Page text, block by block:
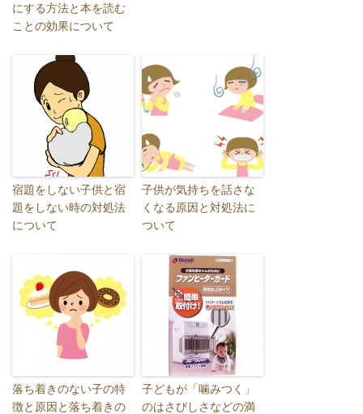
にする方法と本を読む
ことの効果について
宿題をしない子供と宿
題をしない時の対処法
について
子供が気持ちを話さな
くなる原因と対処法に
ついて
落ち着きのない子の特
徴と原因と落ち着きの
子どもが「噛みつく」
のはさびしさなどの満